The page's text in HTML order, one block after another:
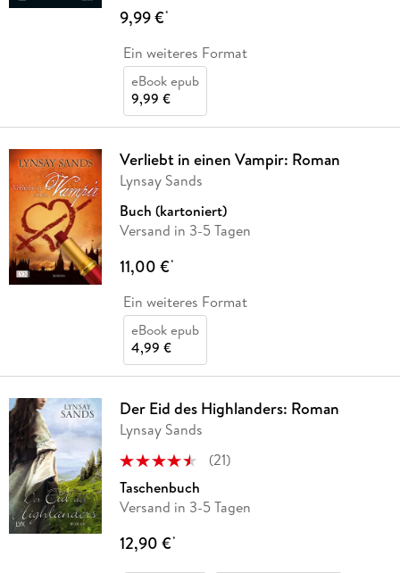
9,99 €*
Ein weiteres Format
eBook epub
9,99 €
Verliebt in einen Vampir: Roman
Lynsay Sands
Buch (kartoniert)
Versand in 3-5 Tagen
11,00 €*
Ein weiteres Format
eBook epub
4,99 €
Der Eid des Highlanders: Roman
Lynsay Sands
(21)
Taschenbuch
Versand in 3-5 Tagen
12,90 €*